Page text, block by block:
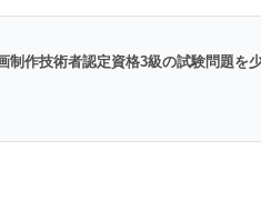
制作技術者認定資格3級の試験問題を